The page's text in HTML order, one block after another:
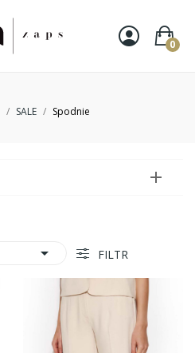
0
SALE Spodnie

 FILTR